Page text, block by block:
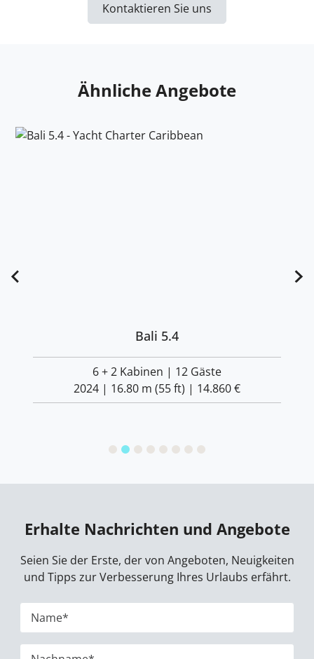
Kontaktieren Sie uns
Ähnliche Angebote
Bali 5.4
6 + 2 Kabinen | 12 Gäste
2024 | 16.80 m (55 ft) | 14.860 €
Erhalte Nachrichten und Angebote
Seien Sie der Erste, der von Angeboten, Neuigkeiten
und Tipps zur Verbesserung Ihres Urlaubs erfährt.